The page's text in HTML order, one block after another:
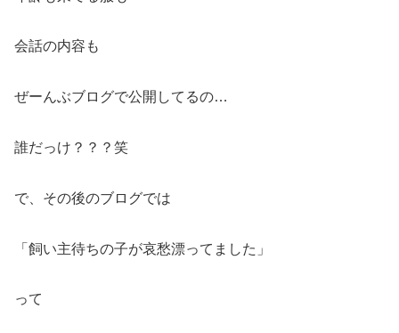
会話の内容も
ぜーんぶブログで公開してるの…
誰だっけ？？？笑
で、その後のブログでは
「飼い主待ちの子が哀愁漂ってました」
って